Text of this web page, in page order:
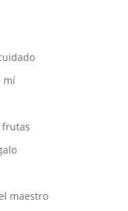
mí
frutas
maestro